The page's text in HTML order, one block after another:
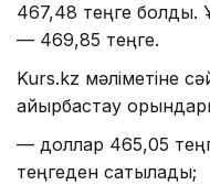
467,48 теңге болды.
— 469,85 теңге.
Kurs.kz мәліметіне
айырбастау
— доллар 465,05
теңгеден сатылады;